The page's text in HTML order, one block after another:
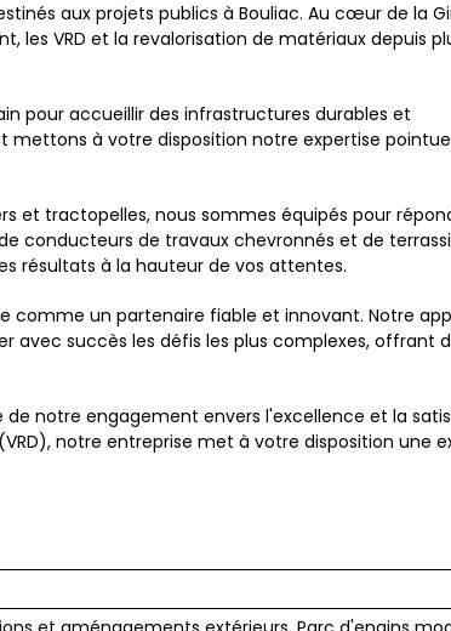
aux projets publics à Bouliac. Au cœur de la
les VRD et la revalorisation de matériaux depuis
pour accueillir des infrastructures durables et
mettons à votre disposition notre expertise
et tractopelles, nous sommes équipés pour
conducteurs de travaux chevronnés et de
résultats à la hauteur de vos attentes.
comme un partenaire fiable et innovant. Notre
succès les défis les plus complexes, offrant
de notre engagement envers l'excellence et la
notre entreprise met à votre disposition une